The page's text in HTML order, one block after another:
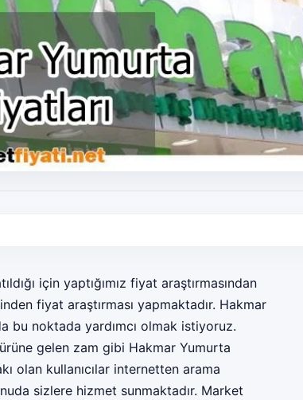
için yaptığımız fiyat araştırmasından
fiyat araştırması yapmaktadır. Hakmar
bu noktada yardımcı olmak istiyoruz.
gelen zam gibi Hakmar Yumurta
olan kullanıcılar internetten arama
sizlere hizmet sunmaktadır. Market